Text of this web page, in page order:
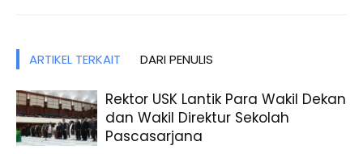
ARTIKEL TERKAIT DARI PENULIS
Rektor USK Lantik Para Wakil Dekan
dan Wakil Direktur Sekolah
Pascasarjana